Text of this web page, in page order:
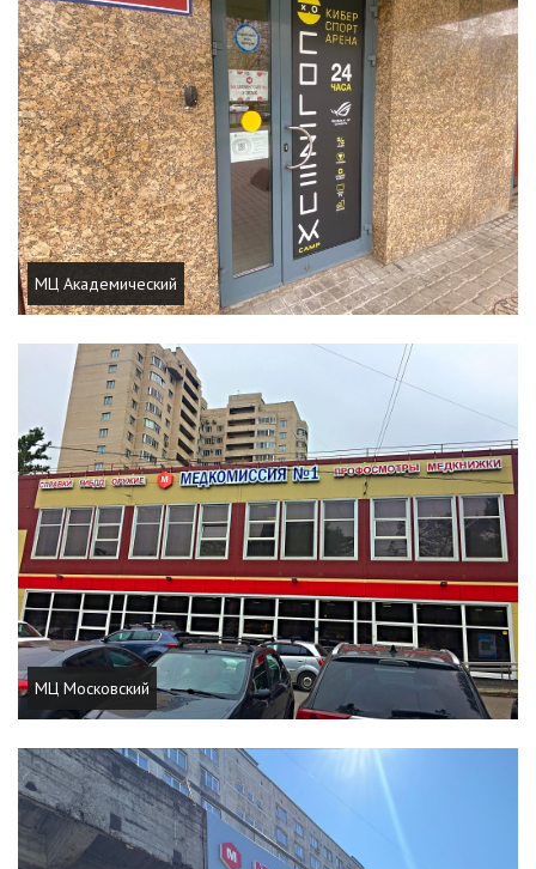
МЦ Академический
МЦ Московский